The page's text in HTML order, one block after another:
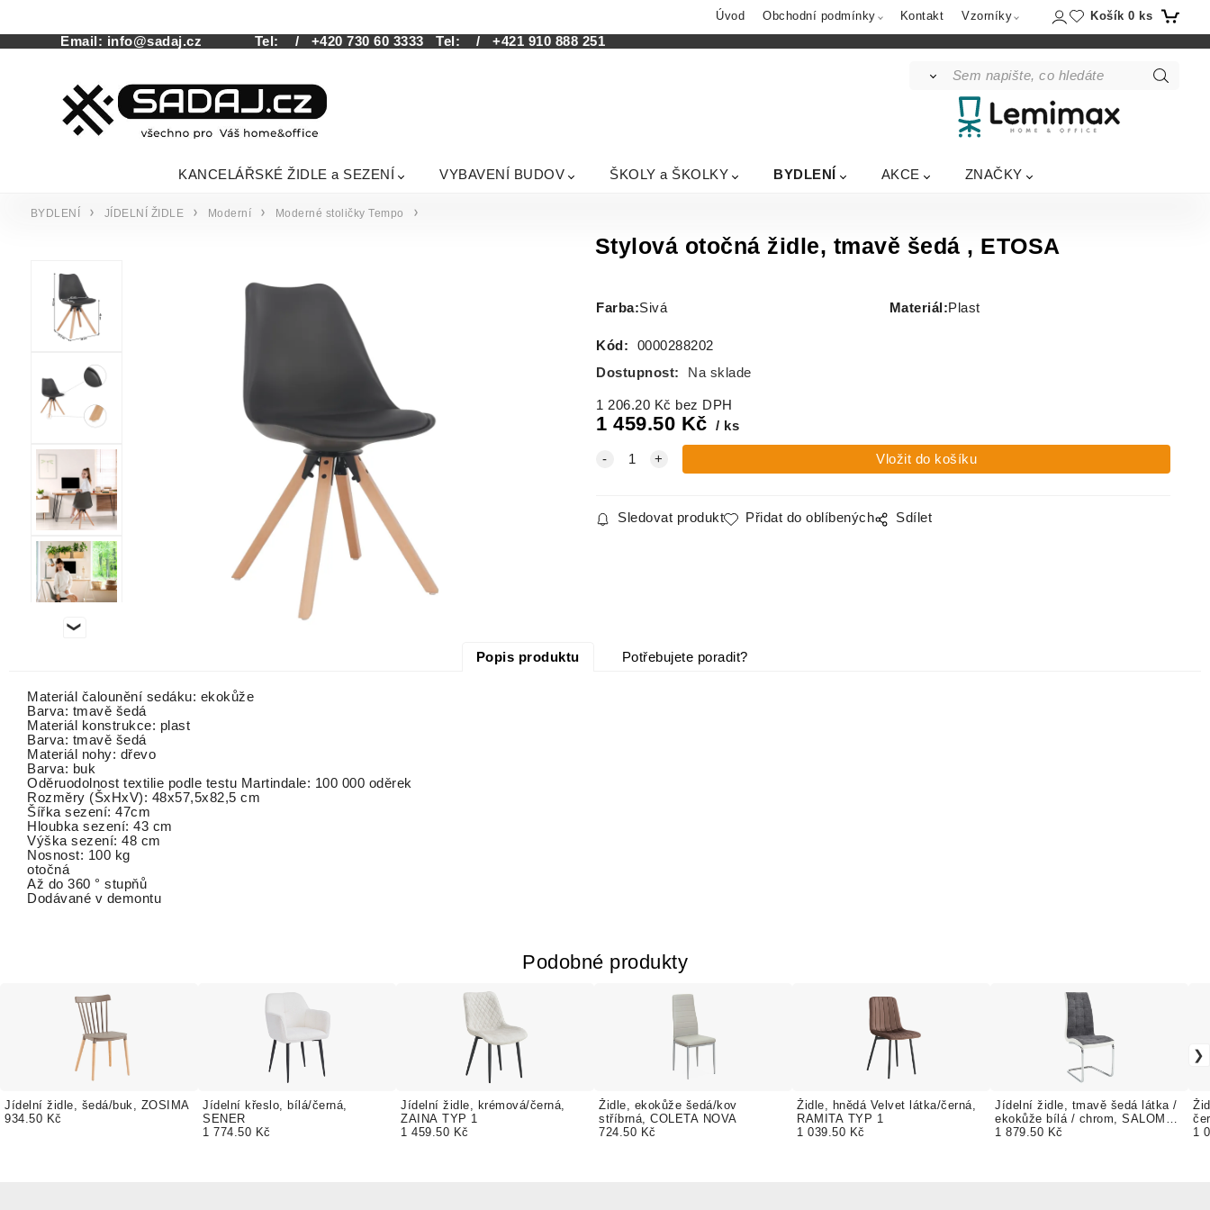
Úvod Obchodní podmínky Kontakt Vzorníky Košík 0 ks
Email: info@sadaj.cz Tel: / +420 730 60 3333 Tel: / +421 910 888 251
KANCELÁŘSKÉ ŽIDLE a SEZENÍ VYBAVENÍ BUDOV ŠKOLY a ŠKOLKY BYDLENÍ AKCE ZNAČKY
BYDLENÍ JÍDELNÍ ŽIDLE Moderní Moderné stoličky Tempo
Stylová otočná židle, tmavě šedá , ETOSA
Farba:Sivá Materiál :Plast
Kód:
0000288202
Dostupnost:
Na sklade
1 206.20 Kč bez DPH
1 459.50 Kč ks
Sledovat produkt Přidat do oblíbených Sdílet
Popis produktu Potřebujete poradit?
Materiál čalounění sedáku: ekokůže
Barva: tmavě šedá
Materiál konstrukce: plast
Barva: tmavě šedá
Materiál nohy: dřevo
Barva: buk
Oděruodolnost textilie podle testu Martindale: 100 000 oděrek
Rozměry (ŠxHxV): 48x57,5x82,5 cm
Šířka sezení: 47cm
Hloubka sezení: 43 cm
Výška sezení: 48 cm
Nosnost: 100 kg
otočná
Až do 360 ° stupňů
Dodávané v demontu
Podobné produkty
Jídelní židle, šedá/buk, ZOSIMA
934.50 Kč
Jídelní křeslo, bílá/černá,
SENER
1 774.50 Kč
Jídelní židle, krémová/černá,
ZAINA TYP 1
1 459.50 Kč
Židle, ekokůže šedá/kov
stříbrná, COLETA NOVA
724.50 Kč
Židle, hnědá Velvet látka/černá,
RAMITA TYP 1
1 039.50 Kč
Jídelní židle, tmavě šedá látka /
ekokůže bílá / chrom, SALOMA
NEW
1 879.50 Kč
1